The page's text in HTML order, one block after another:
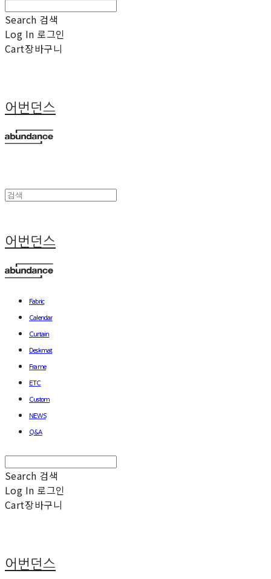
Search 검색
Log In 로그인
Cart장바구니
어번던스
어번던스
Fabric
Calendar
Curtain
Deskmat
Frame
ETC
Custom
NEWS
Q&A
Search 검색
Log In 로그인
Cart장바구니
어번던스